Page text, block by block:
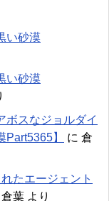
い砂漠
い砂漠
ボスなジョルダイ
】
に 倉
たエージェント
倉葉 より